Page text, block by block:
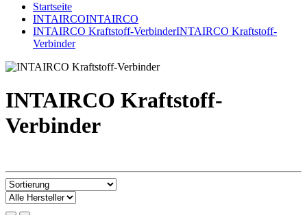
Startseite
INTAIRCOINTAIRCO
INTAIRCO Kraftstoff-VerbinderINTAIRCO Kraftstoff-
Verbinder
INTAIRCO Kraftstoff-
Verbinder